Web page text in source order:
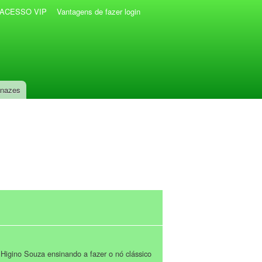
VIP Vantagens de fazer login
Souza ensinando a fazer o nó clássico